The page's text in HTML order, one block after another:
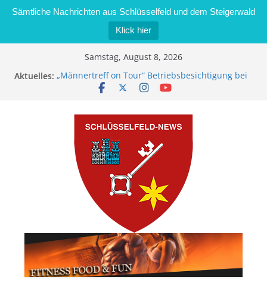
Sämtliche Nachrichten aus Schlüsselfeld und dem Steigerwald
Klick hier
Samstag, August 8, 2026
Aktuelles: „Männertreff on Tour“ Betriebsbesichtigung bei
der Schreinerei Zimmermann GmbH
Brand in Sägewerk in Bernroth schnell unter
Kontrolle
Stadt Schlüsselfeld bietet Online-Anmeldung für
Kindergartenplätze an
Dieseldiebstahl im Wert von 600 Euro